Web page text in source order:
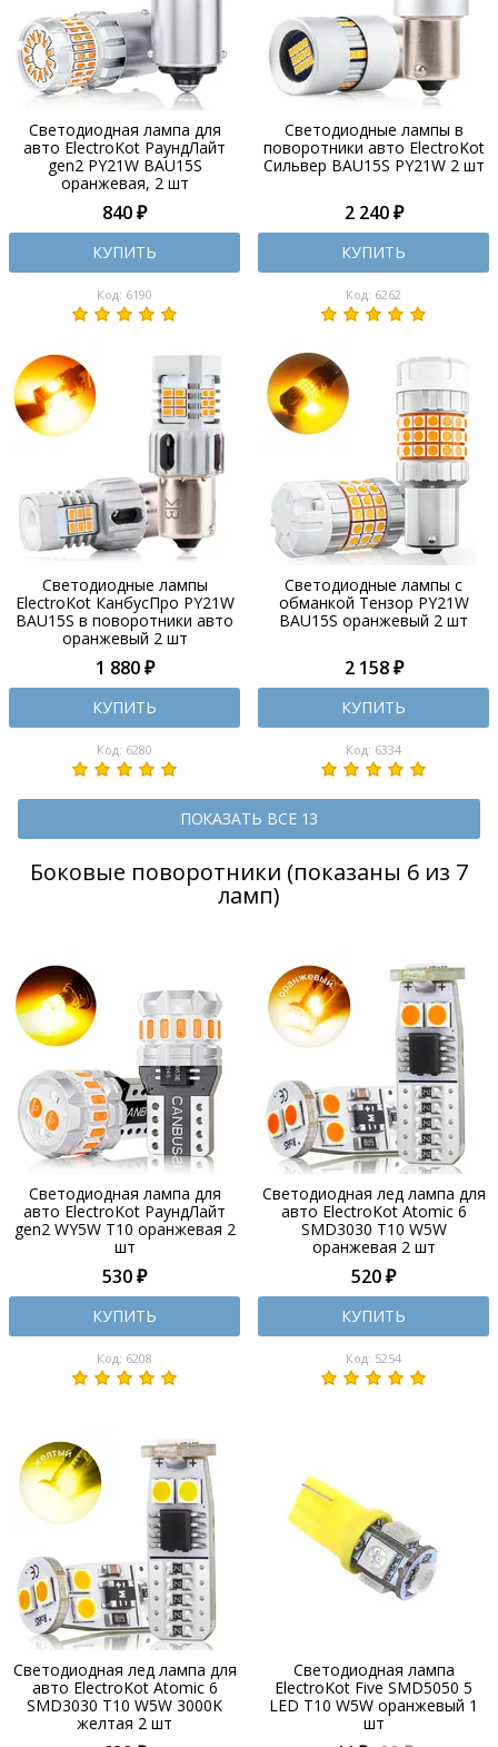
Светодиодная лампа для
авто ElectroKot РаундЛайт
gen2 PY21W BAU15S
оранжевая, 2 шт
840 ₽
КУПИТЬ
Код: 6190
Светодиодные лампы в
поворотники авто ElectroKot
Сильвер BAU15S PY21W 2 шт
2 240 ₽
КУПИТЬ
Код: 6262
Светодиодные лампы
ElectroKot КанбусПро PY21W
BAU15S в поворотники авто
оранжевый 2 шт
1 880 ₽
КУПИТЬ
Код: 6280
Светодиодные лампы с
обманкой Тензор PY21W
BAU15S оранжевый 2 шт
2 158 ₽
КУПИТЬ
Код: 6334
ПОКАЗАТЬ ВСЕ 13
Боковые поворотники (показаны 6 из 7
ламп)
Светодиодная лампа для
авто ElectroKot РаундЛайт
gen2 WY5W T10 оранжевая 2
шт
530 ₽
КУПИТЬ
Код: 6208
Светодиодная лед лампа для
авто ElectroKot Atomic 6
SMD3030 T10 W5W
оранжевая 2 шт
520 ₽
КУПИТЬ
Код: 5254
Светодиодная лед лампа для
авто ElectroKot Atomic 6
SMD3030 T10 W5W 3000K
желтая 2 шт
Cветодиодная лампа
ElectroKot Five SMD5050 5
LED T10 W5W оранжевый 1
шт